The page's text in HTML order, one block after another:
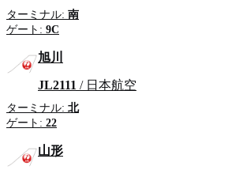
ターミナル: 南
ゲート: 9C
旭川
JL2111 / 日本航空
ターミナル: 北
ゲート: 22
山形